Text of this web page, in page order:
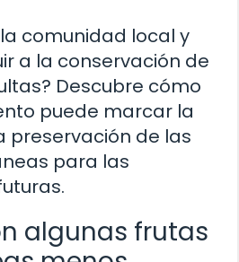
comunidad local y
a la conservación de
Descubre cómo
puede marcar la
preservación de las
para las
algunas frutas